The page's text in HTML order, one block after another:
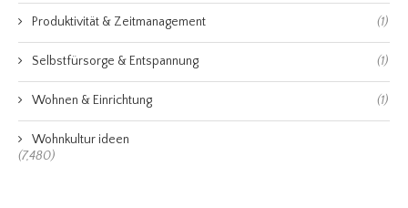
Produktivität & Zeitmanagement (1)
Selbstfürsorge & Entspannung (1)
Wohnen & Einrichtung (1)
Wohnkultur ideen
(7,480)